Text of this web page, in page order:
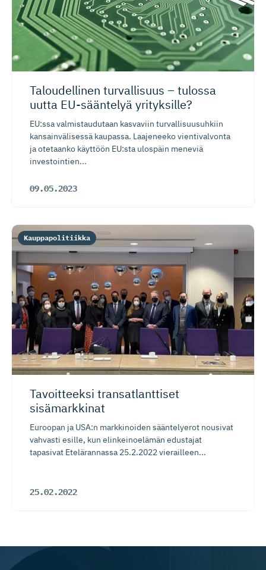
Taloudellinen turvallisuus – tulossa
uutta EU-sääntelyä yrityksille?
EU:ssa valmistaudutaan kasvaviin turvallisuusuhkiin
kansainvälisessä kaupassa. Laajeneeko vientivalvonta
ja otetaanko käyttöön EU:sta ulospäin meneviä
investointien...
09.05.2023
Tavoitteeksi transatlanttiset
sisämarkkinat
Euroopan ja USA:n markkinoiden sääntelyerot nousivat
vahvasti esille, kun elinkeinoelämän edustajat
tapasivat Etelärannassa 25.2.2022 vierailleen...
25.02.2022
Kauppapolitiikka